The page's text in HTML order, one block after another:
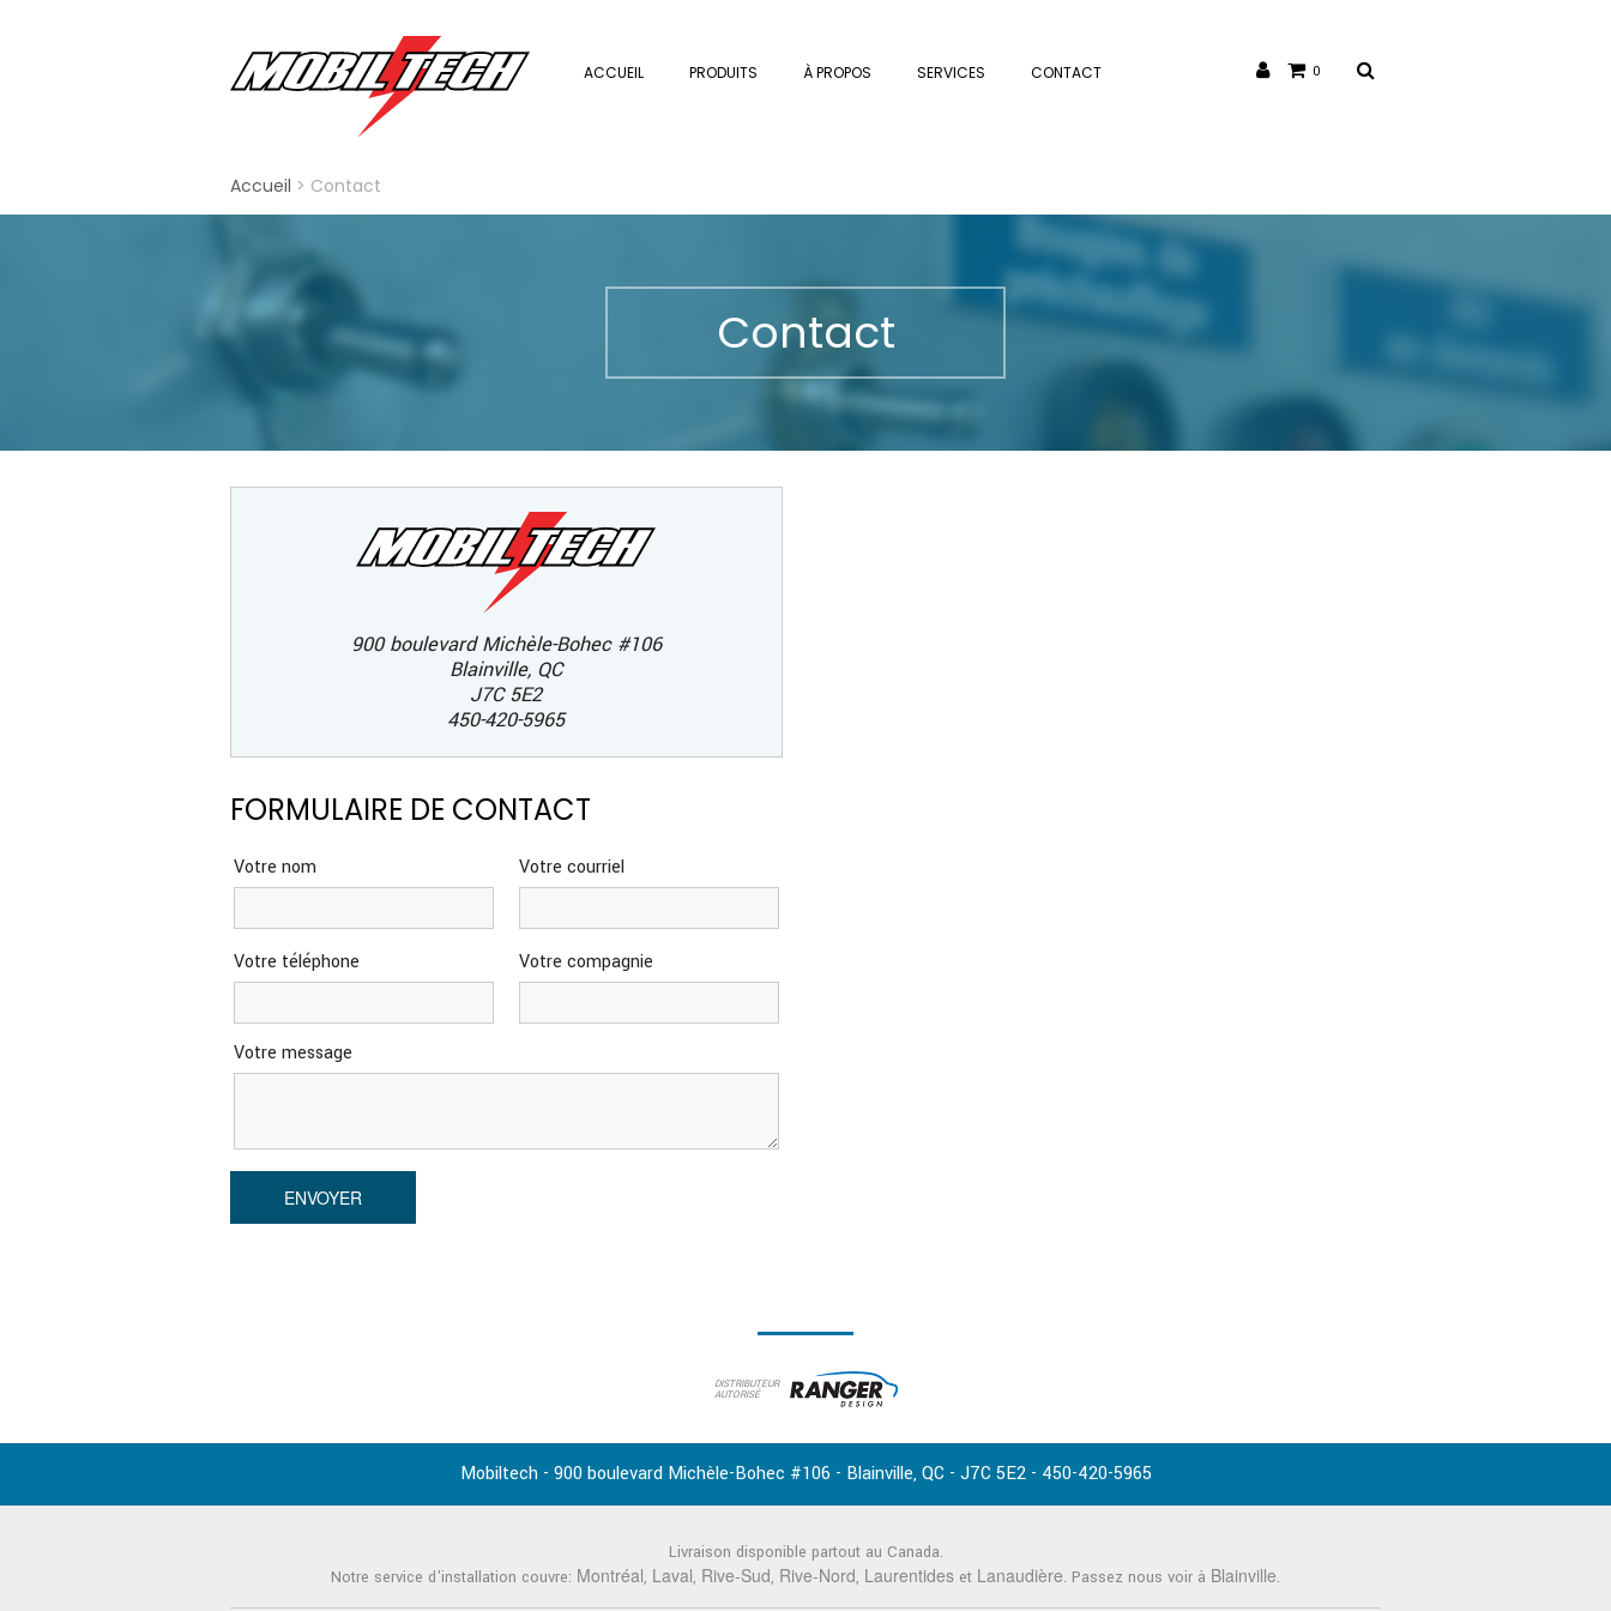
ACCUEIL PRODUITS À PROPOS SERVICES CONTACT 0
Accueil > Contact
Contact
900 boulevard Michèle-Bohec #106
Blainville, QC
J7C 5E2
450-420-5965
FORMULAIRE DE CONTACT
Votre nom Votre courriel
Votre téléphone Votre compagnie
Votre message
DISTRIBUTEUR
AUTORISÉ
Mobiltech - 900 boulevard Michèle-Bohec #106 - Blainville,QC - J7C 5E2- 450-420-5965
Livraison disponible partout au Canada.
Notre service d'installation couvre: Montréal, Laval, Rive-Sud, Rive-Nord, Laurentides et Lanaudière. Passez nous voir à Blainville.